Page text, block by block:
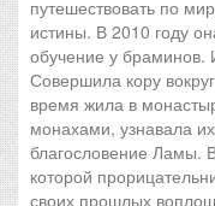
путешествовать по
истины. В 2010 году
обучение у браминов.
Совершила кору
время жила в
монахами, узнавала
благословение Ламы.
которой
своих прошлых